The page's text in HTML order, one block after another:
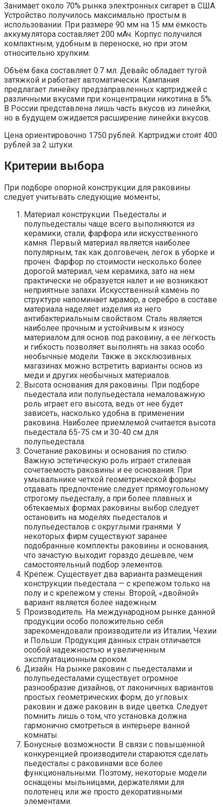
Занимает около 70% рынка электронных сигарет в США.
Устройство получилось максимально простым в
использовании. При размере 90 мм на 15 мм ёмкость
аккумулятора составляет 200 мАч. Корпус получился
компактным, удобным в переноске, но при этом
относительно хрупким.
Объём бака составляет 0.7 мл. Девайс обладает тугой
затяжкой и работает автоматически. Кампания
предлагает линейку предзаправленных картриджей с
различными вкусами при концентрации никотина в 5%.
В России представлена лишь часть вкусов из линейки,
но в будущем ожидается расширение линейки вкусов.
Цена ориентировочно 1750 рублей. Картриджи стоят 400
рублей за 2 штуки.
Критерии выбора
При подборе опорной конструкции для раковины
следует учитывать следующие моменты;
Материал конструкции. Пьедесталы и
полупьедесталы чаще всего выполняются из
керамики, стали, фарфора или искусственного
камня. Первый материал является наиболее
популярным, так как долговечен, легок в уборке и
прочен. Фарфор по стоимости несколько более
дорогой материал, чем керамика, зато на нем
практически не образуется налет и не возникают
неприятные запахи. Искусственный камень по
структуре напоминает мрамор, а серебро в составе
материала наделяет изделия из него
антибактериальным свойством. Сталь является
наиболее прочным и устойчивым к износу
материалом для основ под раковину, а ее лёгкость
и гибкость позволяет выполнять на заказ особо
необычные модели. Также в эксклюзивных
магазинах можно встретить варианты основ из
меди и других необычных материалов.
Высота основания для раковины. При подборе
пьедестала или полупьедестала немаловажную
роль играет его высота, ведь от нее будет
зависеть, насколько удобна в применении
раковина. Наиболее приемлемой считается высота
пьедестала 65-75 см и 30-40 см для
полупьедестала.
Сочетание раковины и основания по стилю.
Важную эстетическую роль играет стилевая
сочетаемость раковины и ее основания. При
умывальнике четкой геометрической формы
отдавать предпочтение следует прямоугольному
строгому пьедесталу, а при более плавных и
обтекаемых формах раковины выбор следует
остановить на моделях пьедесталов и
полупьедесталов с округлыми гранями. У
некоторых фирм существуют заранее
подобранные комплекты раковины и основания,
что зачастую выходит гораздо дешевле, чем
самостоятельный подбор элементов.
Крепеж. Существует два варианта размещения
конструкции пьедестала — с крепежом только на
полу и с крепежом у стены. Второй, «двойной»
вариант является более надежным.
Производитель. На международном рынке данной
продукции особо положительно себя
зарекомендовали производители из Италии, Чехии
и Польши. Продукция данных стран отличается
особой надежностью и увеличенным
эксплуатационным сроком.
Дизайн. На рынке раковин с пьедесталами и
полупьедесталами существует огромное
разнообразие дизайнов, от лаконичных вариантов
простых геометрических форм, до угловых
раковин и даже раковин в виде цветка. Следует
помнить лишь о том, что установка должна
гармонично смотреться в интерьере ванной
комнаты.
Бонусные возможности. В связи с повышенной
конкуренцией производители стараются сделать
пьедесталы с раковинами все более
функциональными. Поэтому, некоторые модели
оснащены мыльницами, держателями для
полотенец или же просто декоративными
элементами.